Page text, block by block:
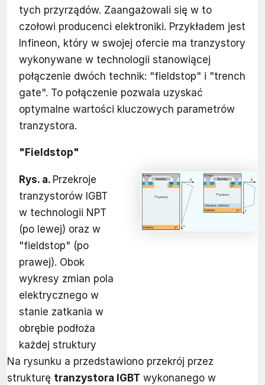
tych przyrządów. Zaangażowali się w to
czołowi producenci elektroniki. Przykładem jest
Infineon, który w swojej ofercie ma tranzystory
wykonywane w technologii stanowiącej
połączenie dwóch technik: "fieldstop" i "trench
gate". To połączenie pozwala uzyskać
optymalne wartości kluczowych parametrów
tranzystora.
"Fieldstop"
Rys. a. Przekroje
tranzystorów IGBT
w technologii NPT
(po lewej) oraz w
"fieldstop" (po
prawej). Obok
wykresy zmian pola
elektrycznego w
stanie zatkania w
obrębie podłoża
każdej struktury
Na rysunku a przedstawiono przekrój przez
strukturę tranzystora IGBT wykonanego w